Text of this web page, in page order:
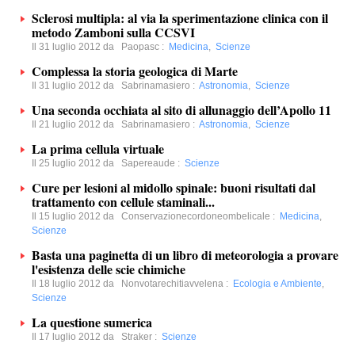
Sclerosi multipla: al via la sperimentazione clinica con il
metodo Zamboni sulla CCSVI
Il 31 luglio 2012 da Paopasc : Medicina, Scienze
Complessa la storia geologica di Marte
Il 31 luglio 2012 da Sabrinamasiero : Astronomia, Scienze
Una seconda occhiata al sito di allunaggio dell’Apollo 11
Il 21 luglio 2012 da Sabrinamasiero : Astronomia, Scienze
La prima cellula virtuale
Il 25 luglio 2012 da Sapereaude : Scienze
Cure per lesioni al midollo spinale: buoni risultati dal
trattamento con cellule staminali...
Il 15 luglio 2012 da Conservazionecordoneombelicale : Medicina,
Scienze
Basta una paginetta di un libro di meteorologia a provare
l'esistenza delle scie chimiche
Il 18 luglio 2012 da Nonvotarechitiavvelena : Ecologia e Ambiente,
Scienze
La questione sumerica
Il 17 luglio 2012 da Straker : Scienze